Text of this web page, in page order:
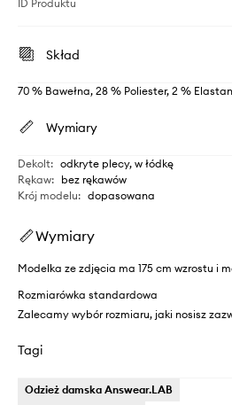
ID Produktu
Skład
70 % Bawełna, 28 % Poliester, 2 % Elastan
Wymiary
Dekolt: odkryte plecy, w łódkę
Rękaw: bez rękawów
Krój modelu: dopasowana
Wymiary
Modelka ze zdjęcia ma 175 cm wzrostu i
Rozmiarówka standardowa
Zalecamy wybór rozmiaru, jaki nosisz
Tagi
Odzież damska Answear.LAB